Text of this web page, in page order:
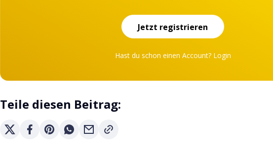
Jetzt registrieren
Hast du schon einen Account? Login
Teile diesen Beitrag: